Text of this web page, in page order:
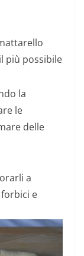
più possibile
la
le
delle
a
e